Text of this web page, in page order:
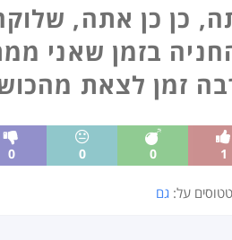
כן כן אתה,
בזמן שאני
זמן לצאת
1
0
0
0
על: גם